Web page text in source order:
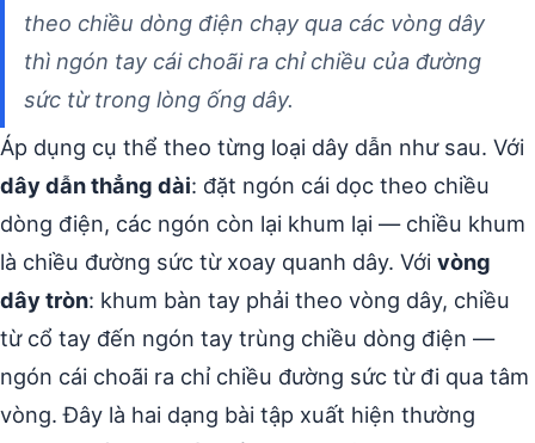
theo chiều dòng điện chạy qua các vòng dây
thì ngón tay cái choãi ra chỉ chiều của đường
sức từ trong lòng ống dây.
Áp dụng cụ thể theo từng loại dây dẫn như sau. Với
dây dẫn thẳng dài: đặt ngón cái dọc theo chiều
dòng điện, các ngón còn lại khum lại — chiều khum
là chiều đường sức từ xoay quanh dây. Với vòng
dây tròn: khum bàn tay phải theo vòng dây, chiều
từ cổ tay đến ngón tay trùng chiều dòng điện —
ngón cái choãi ra chỉ chiều đường sức từ đi qua tâm
vòng. Đây là hai dạng bài tập xuất hiện thường